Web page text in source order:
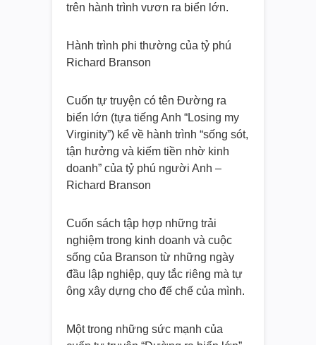
trên hành trình vươn ra biển lớn.
Hành trình phi thường của tỷ phú
Richard Branson
Cuốn tự truyện có tên Đường ra
biển lớn (tựa tiếng Anh “Losing my
Virginity”) kể về hành trình “sống sót,
tận hưởng và kiếm tiền nhờ kinh
doanh” của tỷ phú người Anh –
Richard Branson
Cuốn sách tập hợp những trải
nghiệm trong kinh doanh và cuộc
sống của Branson từ những ngày
đầu lập nghiệp, quy tắc riêng mà tự
ông xây dựng cho đế chế của mình.
Một trong những sức mạnh của